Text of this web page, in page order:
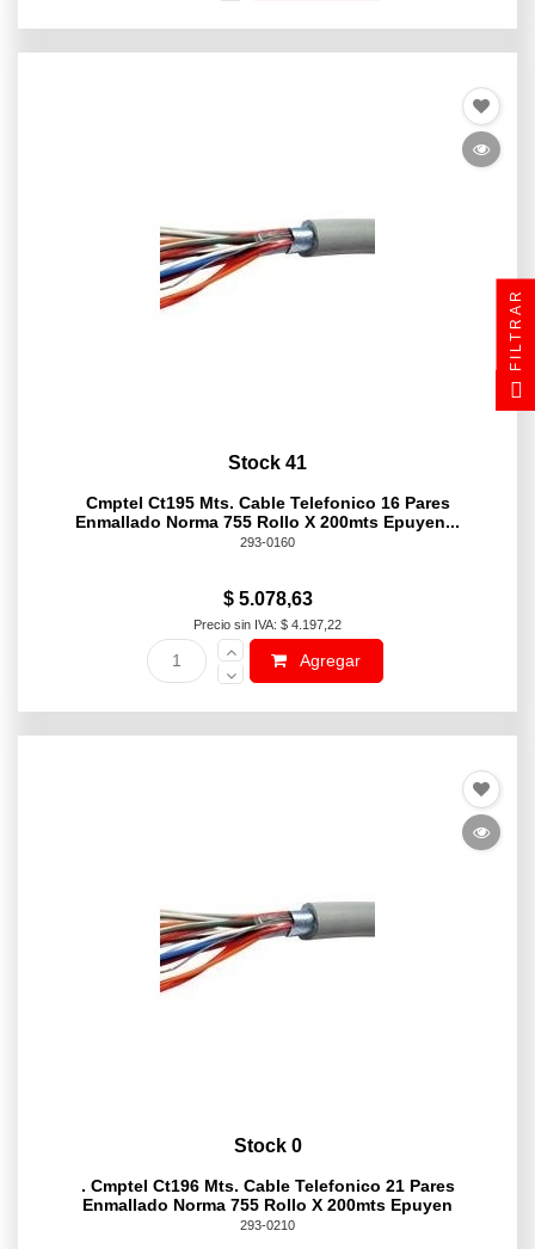
Stock 41
Cmptel Ct195 Mts. Cable Telefonico 16 Pares
Enmallado Norma 755 Rollo X 200mts Epuyen...
293-0160
$ 5.078,63
Precio sin IVA: $ 4.197,22
Agregar
Stock 0
. Cmptel Ct196 Mts. Cable Telefonico 21 Pares
Enmallado Norma 755 Rollo X 200mts Epuyen
293-0210
FILTRAR